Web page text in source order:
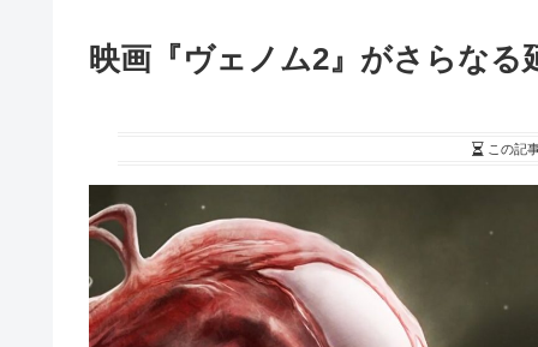
映画『ヴェノム2』がさらな
この記